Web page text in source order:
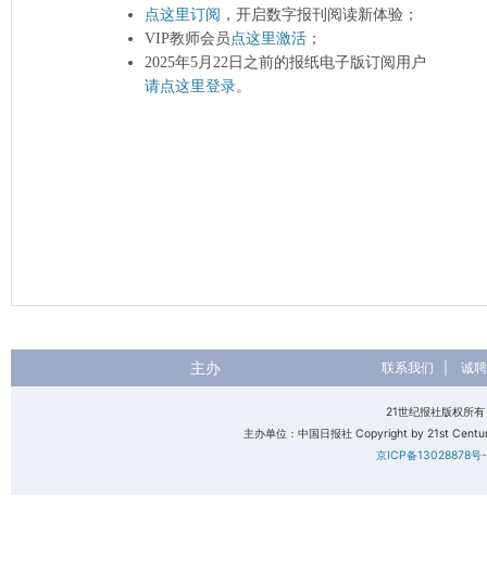
点这里订阅 ，开启数字报刊阅读新体验；
VIP教师会员点这里激活 ；
2025年5月22日之前的报纸电子版订阅用户
请点这里登录。
主办 联系我们 诚
21世纪报社版权所
主办单位：中国日报社 Copyright by 21st
京ICP备13028878号